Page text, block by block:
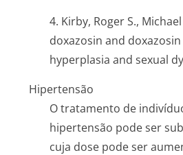
4. Kirby, Roger S.,
doxazosin and
hyperplasia and sexual
Hipertensão
O tratamento de
hipertensão pode ser
cuja dose pode ser